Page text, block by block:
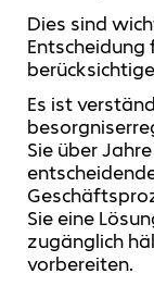
Dies sind
Entscheidung
Es ist
Sie über
Sie eine
zugänglich
vorbereiten.